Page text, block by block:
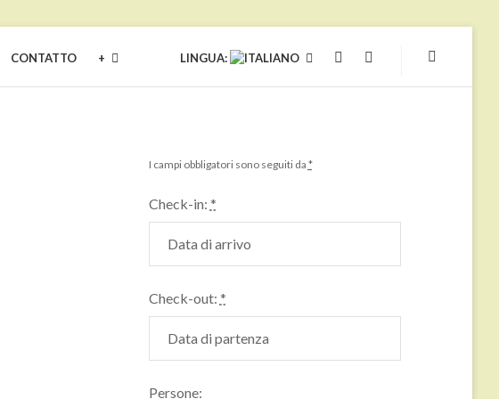
CONTATTO + LINGUA: YOUTUBEFACEBOOK
I campi obbligatori sono seguiti da *
Check-in: *
Check-out: *
Persone: